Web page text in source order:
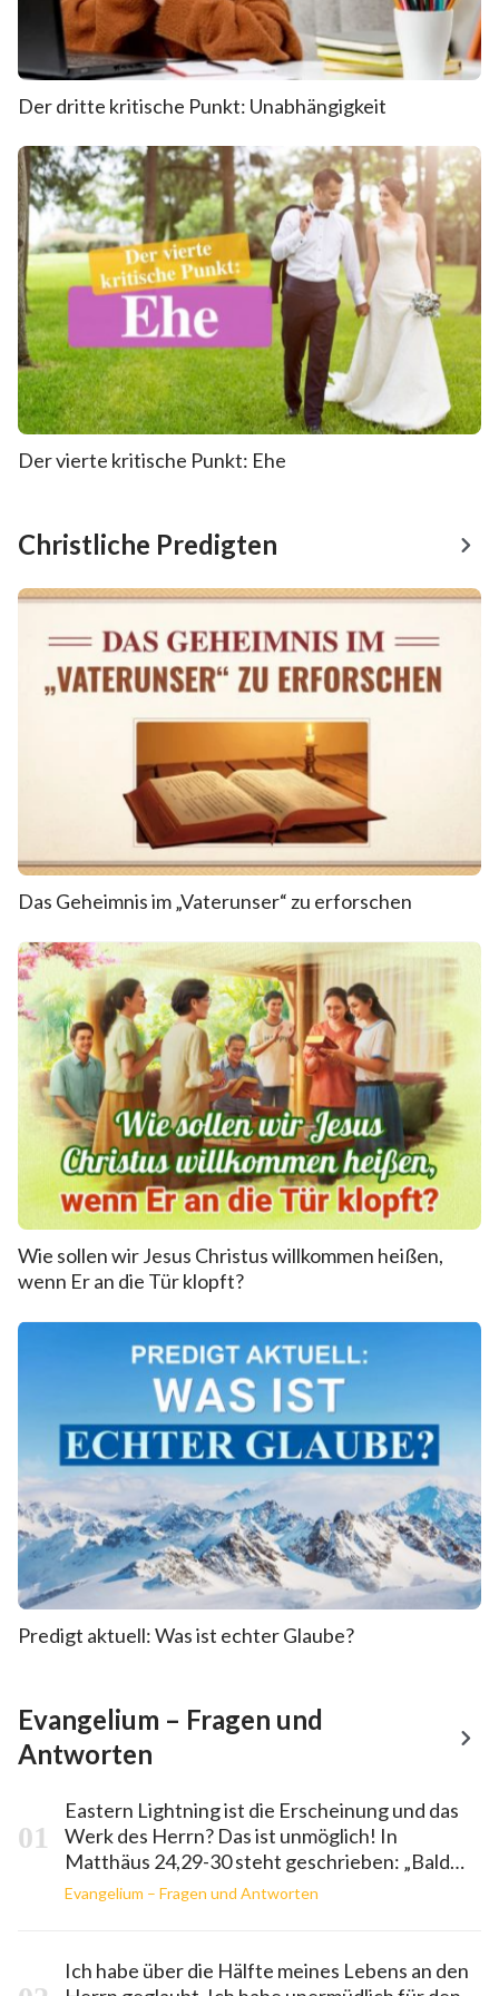
Der dritte kritische Punkt: Unabhängigkeit
Der vierte kritische Punkt: Ehe
Christliche Predigten
Das Geheimnis im „Vaterunser“ zu erforschen
Wie sollen wir Jesus Christus willkommen heißen,
wenn Er an die Tür klopft?
Predigt aktuell: Was ist echter Glaube?
Evangelium – Fragen und
Antworten
Eastern Lightning ist die Erscheinung und das
Werk des Herrn? Das ist unmöglich! In
Matthäus 24,29-30 steht geschrieben: „Bald
aber nach der Trübsal derselben Zeit werden
Kräfte der Himmel werden sich bewegen. Und
alsdann wird erscheinen das Zeichen des
Evangelium – Fragen und Antworten
Ich habe über die Hälfte meines Lebens an den